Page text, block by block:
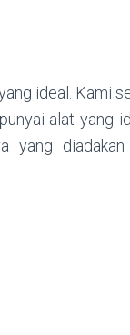
ideal. Kami
alat yang
yang